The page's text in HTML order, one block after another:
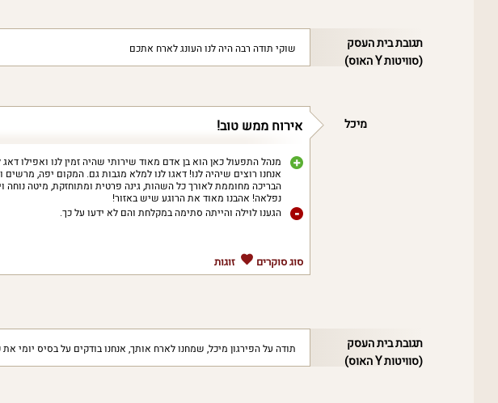
שוקי תודה רבה היה לנו העונג לארח אתכם
תגובת בית העסק
(סוויטות Y האוס)
אירוח ממש טוב! מיכל
מנהל התפעול כאן הוא בן אדם מאוד שירותי שהיה זמין לנו ואפילו
אנחנו רוצים שיהיה לנו! דאגו לנו למלא מגבות גם. המקום יפה, מרשים
הבריכה מחוממת לאורך כל השהות, גינה פרטית ומתוחזקת, מיטה נוחה
נפלאה! אהבנו מאוד את הרוגע שיש באזור!
הגענו לוילה והייתה סתימה במקלחת והם לא ידעו על כך.
סוג סוקרים זוגות
תודה על הפירגון מיכל, שמחנו לארח אותך, אנחנו בודקים על בסיס יומי
תגובת בית העסק
(סוויטות Y האוס)